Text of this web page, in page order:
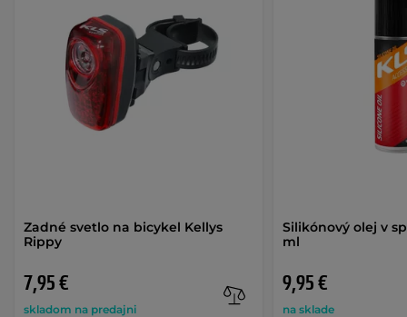
Zadné svetlo na bicykel Kellys
Rippy
7,95 €
skladom na predajni
Silikónový olej v
ml
9,95 €
na sklade